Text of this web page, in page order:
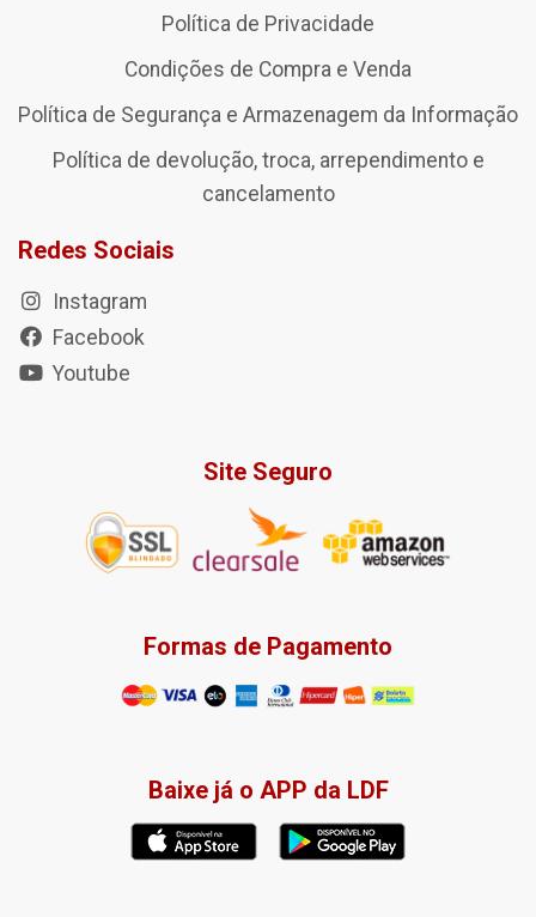
Política de Privacidade
Condições de Compra e Venda
Política de Segurança e Armazenagem da Informação
Política de devolução, troca, arrependimento e
cancelamento
Redes Sociais
Instagram
Facebook
Youtube
Site Seguro
Formas de Pagamento
Baixe já o APP da LDF